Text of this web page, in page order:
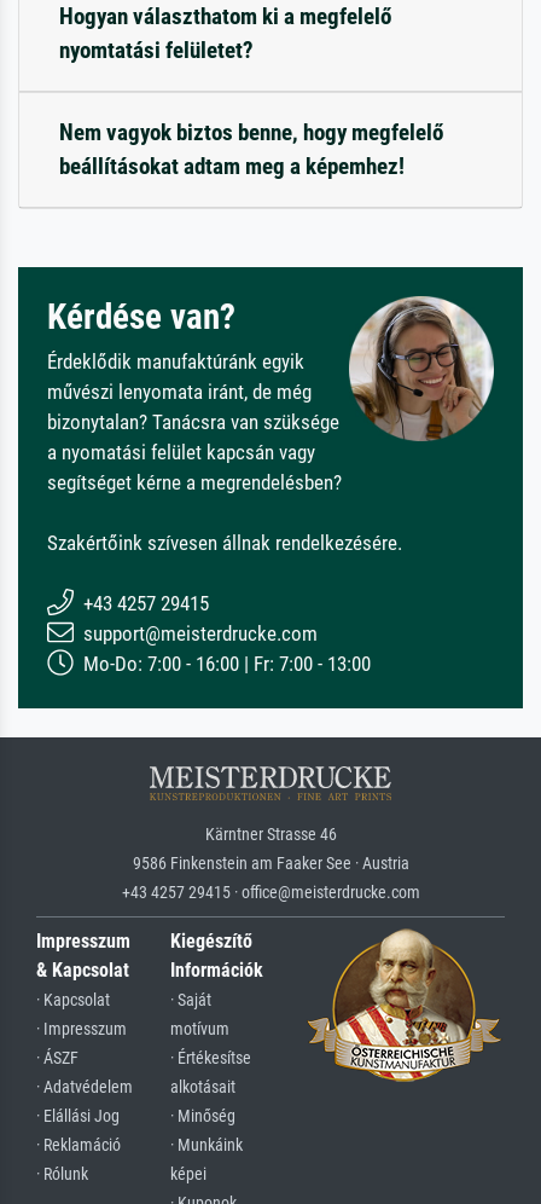
Hogyan választhatom ki a megfelelő
nyomtatási felületet?
Nem vagyok biztos benne, hogy megfelelő
beállításokat adtam meg a képemhez!
Kérdése van?
Érdeklődik manufaktúránk egyik
művészi lenyomata iránt, de még
bizonytalan? Tanácsra van szüksége
a nyomatási felület kapcsán vagy
segítséget kérne a megrendelésben?
Szakértőink szívesen állnak rendelkezésére.
+43 4257 29415
support@meisterdrucke.com
Mo-Do: 7:00 - 16:00 | Fr: 7:00 - 13:00
Kärntner Strasse 46
9586 Finkenstein am Faaker See · Austria
+43 4257 29415 · office@meisterdrucke.com
Impresszum
& Kapcsolat
· Kapcsolat
· Impresszum
· ÁSZF
· Adatvédelem
· Elállási Jog
· Reklamáció
· Rólunk
Kiegészítő
Információk
· Saját
motívum
· Értékesítse
alkotásait
· Minőség
· Munkáink
képei